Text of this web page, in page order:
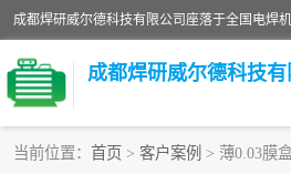
成都焊研威尔德科技有
当前位置： 首页 > 客户案例 > 薄0.03膜